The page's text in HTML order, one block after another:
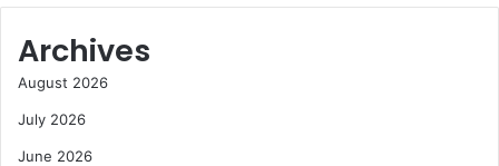
Archives
August 2026
July 2026
June 2026